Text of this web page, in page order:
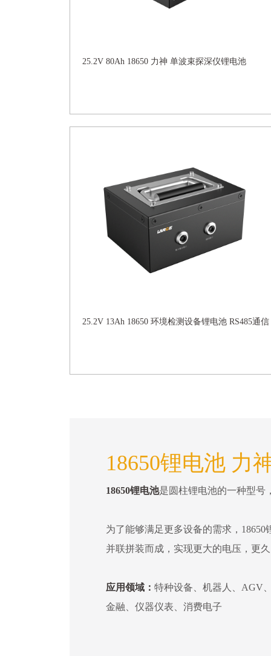
25.2V 80Ah 18650 力神 单波束探深仪锂电池
25.2V 13Ah 18650 环境检测设备锂电池 RS485通信
18650锂电池 力
18650锂电池是圆柱锂电池的一种型号
为了能够满足更多设备的需求，
并联拼装而成，实现更大的电压，更
应用领域： 特种设备、机器人、AGV
金融、仪器仪表、消费电子